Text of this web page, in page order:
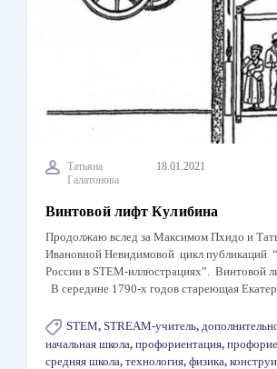
Татьяна
Галатонова
18.01.2021
Винтовой лифт Кулибина
Продолжаю вслед за Максимом Пхидо и
Ивановной Невидимовой цикл публикаций
России в STEM-иллюстрациях”. Винтовой
В середине 1790-х годов стареющая
STEM, STREAM-учитель,
начальная школа, профориентация,
средняя школа, технология, физика,